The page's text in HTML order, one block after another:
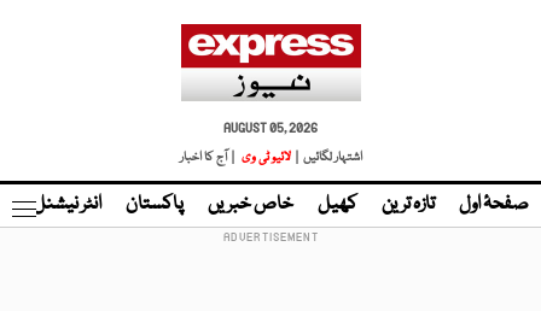
AUGUST 05, 2026
اشتہار لگائیں |
لائیو ٹی وی | آج کا اخبار
صفحۂ اول تازہ ترین کھیل خاص خبریں پاکستان انٹر نیشنل